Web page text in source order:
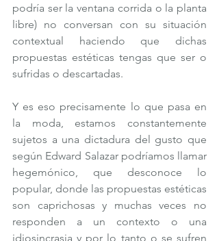
podría ser la ventana corrida o la planta
libre) no conversan con su situación
contextual haciendo que dichas
propuestas estéticas tengas que ser o
sufridas o descartadas.
Y es eso precisamente lo que pasa en
la moda, estamos constantemente
sujetos a una dictadura del gusto que
según Edward Salazar podríamos llamar
hegemónico, que desconoce lo
popular, donde las propuestas estéticas
son caprichosas y muchas veces no
responden a un contexto o una
idiosincrasia y por lo tanto o se sufren